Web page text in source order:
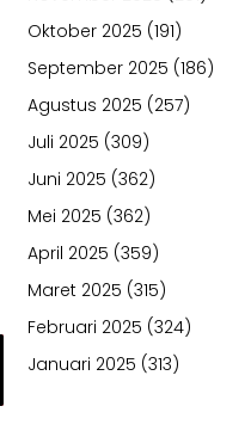
Oktober 2025 (191)
September 2025 (186)
Agustus 2025 (257)
Juli 2025 (309)
Juni 2025 (362)
Mei 2025 (362)
April 2025 (359)
Maret 2025 (315)
Februari 2025 (324)
Januari 2025 (313)